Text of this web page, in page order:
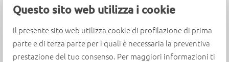
Questo sito web utilizza i cookie
Il presente sito web utilizza cookie di profilazione di prima
parte e di terza parte per i quali è necessaria la preventiva
prestazione del tuo consenso. Per maggiori informazioni ti
mecánica y cuchillas
intercambiables